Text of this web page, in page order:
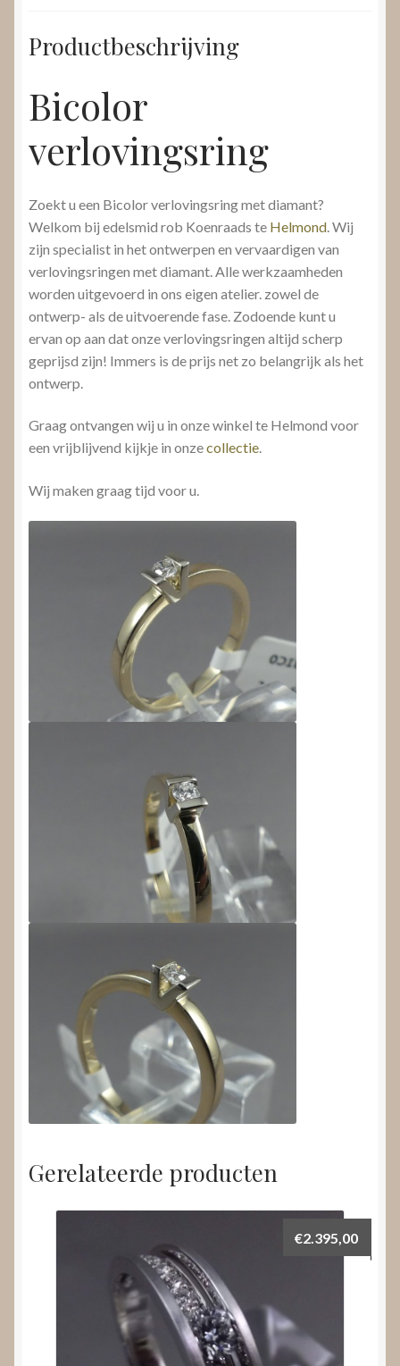
Productbeschrijving
Bicolor
verlovingsring
Zoekt u een Bicolor verlovingsring met diamant?
Welkom bij edelsmid rob Koenraads te Helmond . Wij
zijn specialist in het ontwerpen en vervaardigen van
verlovingsringen met diamant. Alle werkzaamheden
worden uitgevoerd in ons eigen atelier. zowel de
ontwerp- als de uitvoerende fase. Zodoende kunt u
ervan op aan dat onze verlovingsringen altijd scherp
geprijsd zijn! Immers is de prijs net zo belangrijk als het
ontwerp.
Graag ontvangen wij u in onze winkel te Helmond voor
een vrijblijvend kijkje in onzecollectie.
Wij maken graag tijd voor u.
Gerelateerde producten
€2.395,00